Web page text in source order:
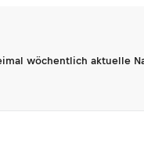
wöchentlich aktuelle